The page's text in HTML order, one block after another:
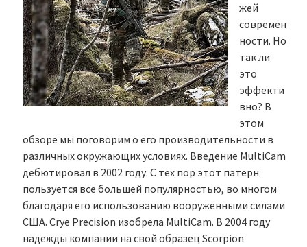
жей
современ
ности. Но
так ли
это
эффекти
вно? В
этом
обзоре мы поговорим о его производительности в
различных окружающих условиях. Введение MultiCam
дебютировал в 2002 году. С тех пор этот патерн
пользуется все большей популярностью, во многом
благодаря его использованию вооруженными силами
США. Crye Precision изобрела MultiCam. В 2004 году
надежды компании на свой образец Scorpion